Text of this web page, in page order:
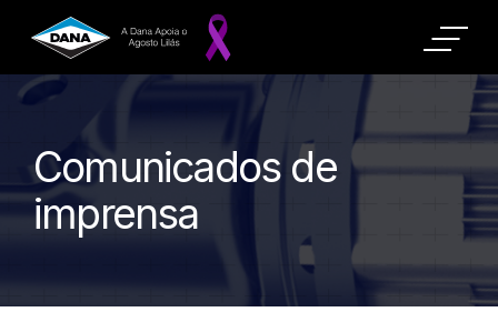
Comunicados de
imprensa